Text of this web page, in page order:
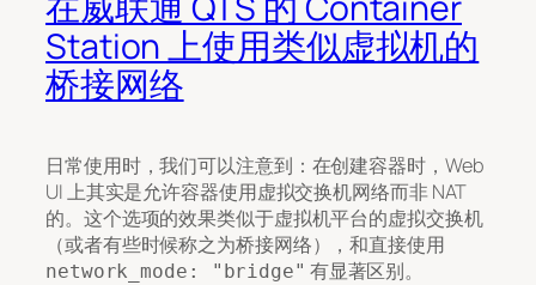
Station 上使用类似虚拟机的
桥接网络
日常使用时，我们可以注意到：在创建容器时，Web
UI 上其实是允许容器使用虚拟交换机网络而非 NAT
的。这个选项的效果类似于虚拟机平台的虚拟交换机
（或者有些时候称之为桥接网络），和直接使用
network_mode: "bridge" 有显著区别。